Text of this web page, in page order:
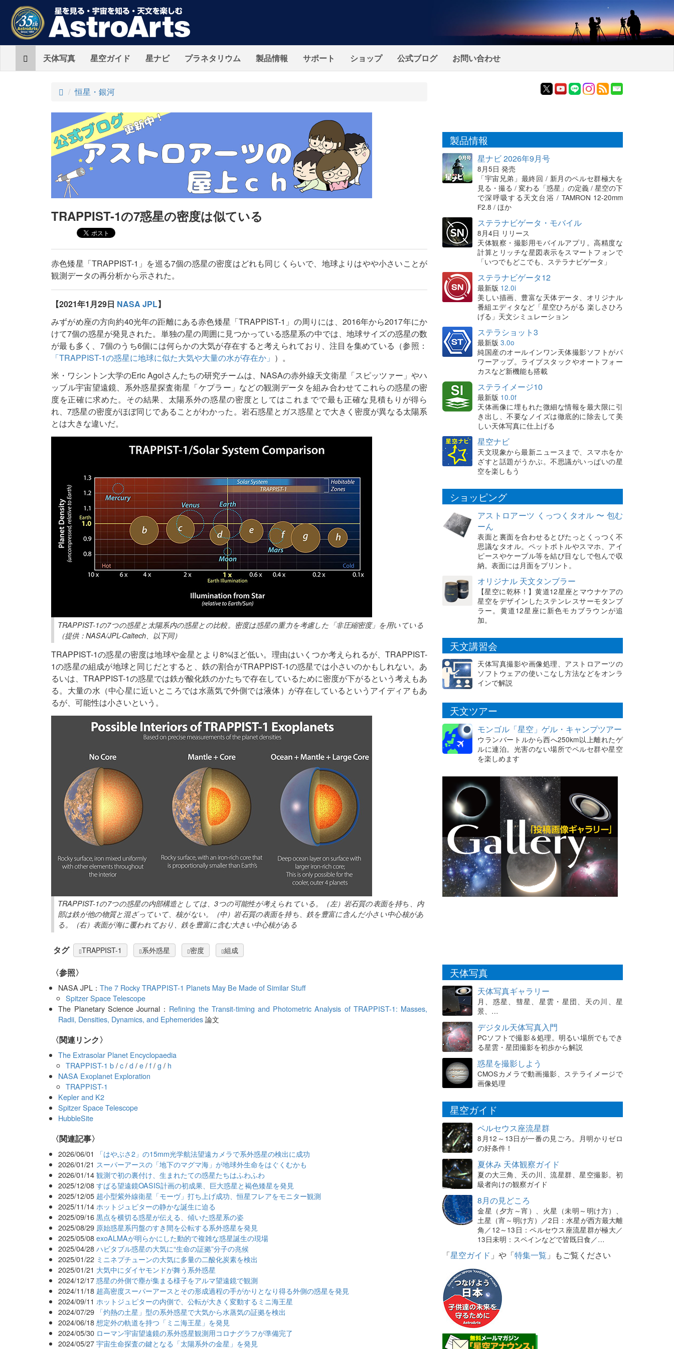
Home天体写真 星空ガイド 星ナビ プラネタリウム 製品情報 サポート ショップ 公式ブログ お問い合わせ
ト
プ
恒星・銀河
TRAPPIST-1の7惑星の密度は似ている
赤色矮星「TRAPPIST-1」を巡る7個の惑星の密度はどれも同じくらいで、地球よりはやや小さいことが
観測データの再分析から示された。
【2021年1月29日 NASA JPL】
みずがめ座の方向約40光年の距離にある赤色矮星「TRAPPIST-1」の周りには、2016年から2017年にか
けて7個の惑星が発見された。単独の星の周囲に見つかっている惑星系の中では、地球サイズの惑星の数
が最も多く、7個のうち6個には何らかの大気が存在すると考えられており、注目を集めている（参照：
「TRAPPIST-1の惑星に地球に似た大気や大量の水が存在か」 ）。
米・ワシントン大学のEric Agolさんたちの研究チームは、NASAの赤外線天文衛星「スピッツァー」やハ
ッブル宇宙望遠鏡、系外惑星探査衛星「ケプラー」などの観測データを組み合わせてこれらの惑星の密
度を正確に求めた。その結果、太陽系外の惑星の密度としてはこれまでで最も正確な見積もりが得ら
れ、7惑星の密度がほぼ同じであることがわかった。岩石惑星とガス惑星とで大きく密度が異なる太陽系
とは大きな違いだ。
TRAPPIST-1の7つの惑星と太陽系内の惑星との比較。密度は惑星の重力を考慮した「非圧縮密度」を用いている
（提供：NASA/JPL-Caltech、以下同）
TRAPPIST-1の惑星の密度は地球や金星とより8%ほど低い。理由はいくつか考えられるが、TRAPPIST-
1の惑星の組成が地球と同じだとすると、鉄の割合がTRAPPIST-1の惑星では小さいのかもしれない。あ
るいは、TRAPPIST-1の惑星では鉄が酸化鉄のかたちで存在しているために密度が下がるという考えもあ
る。大量の水（中心星に近いところでは水蒸気で外側では液体）が存在しているというアイディアもあ
るが、可能性は小さいという。
TRAPPIST-1の7つの惑星の内部構造としては、3つの可能性が考えられている。（左）岩石質の表面を持ち、内
部は鉄が他の物質と混ざっていて、核がない。（中）岩石質の表面を持ち、鉄を豊富に含んだ小さい中心核があ
る。（右）表面が海に覆われており、鉄を豊富に含む大きい中心核がある
タグ TRAPPIST-1 系外惑星 密度 組成
〈参照〉
NASA JPL：The 7 Rocky TRAPPIST-1 Planets May Be Made of Similar Stuff
Spitzer Space Telescope
The Planetary Science Journal： Refining the Transit-timing and Photometric Analysis of TRAPPIST-1: Masses,
Radii, Densities, Dynamics, and Ephemerides論文
〈関連リンク〉
The Extrasolar Planet Encyclopaedia
TRAPPIST-1 b/c/d /e/f/g / h
NASA Exoplanet Exploration
TRAPPIST-1
Kepler and K2
Spitzer Space Telescope
HubbleSite
関連記事
2026/06/01
「はやぶさ2」の15mm光学航法望遠カメラで系外惑星の検出に成功
2026/01/21 スーパーアースの「地下のマグマ海」が地球外生命をはぐくむかも
2026/01/14 観測で初の裏付け、生まれたての惑星たちはふわふわ
2025/12/08 すばる望遠鏡OASIS計画の初成果、巨大惑星と褐色矮星を発見
2025/12/05 超小型紫外線衛星「モーヴ」打ち上げ成功、恒星フレアをモニター観測
2025/11/14 ホットジュピターの静かな誕生に迫る
2025/09/16 黒点を横切る惑星が伝える、傾いた惑星系の姿
2025/08/29 原始惑星系円盤のすき間を公転する系外惑星を発見
2025/05/08 exoALMAが明らかにした動的で複雑な惑星誕生の現場
2025/04/28 ハビタブル惑星の大気に“生命の証拠”分子の兆候
2025/01/22 ミニネプチューンの大気に多量の二酸化炭素を検出
2025/01/21 大気中にダイヤモンドが舞う系外惑星
2024/12/17 惑星の外側で塵が集まる様子をアルマ望遠鏡で観測
2024/11/18 超高密度スーパーアースとその形成過程の手がかりとなり得る外側の惑星を発見
2024/09/11 ホットジュピターの内側で、公転が大きく変動するミニ海王星
2024/07/29 「灼熱の土星」型の系外惑星で大気から水蒸気の証拠を検出
2024/06/18 想定外の軌道を持つ「ミニ海王星」を発見
2024/05/30 ローマン宇宙望遠鏡の系外惑星観測用コロナグラフが準備完了
2024/05/27 宇宙生命探査の鍵となる「太陽系外の金星」を発見
製品情報
星ナビ 2026年9月号
8月5日 発売
「宇宙兄弟」最終回 / 新月のペルセ群極大を
見る・撮る / 変わる「惑星」の定義 / 星空の下
で深呼吸する天文台浴 / TAMRON 12-20mm
F2.8 / ほか
ステラナビゲータ・モバイル
8月4日 リリース
天体観察・撮影用モバイルアプリ。高精度な
計算とリッチな星図表示をスマートフォンで
「いつでもどこでも、ステラナビゲータ」
ステラナビゲータ12
最新版 12.0i
美しい描画、豊富な天体データ、オリジナル
番組エディタなど「星空ひろがる 楽しさひろ
げる」天文シミュレーション
ステラショット3
最新版 3.0o
純国産のオールインワン天体撮影ソフトがパ
ワーアップ。ライブスタックやオートフォー
カスなど新機能も搭載
ステライメージ10
最新版 10.0f
天体画像に埋もれた微細な情報を最大限に引
き出し、不要なノイズは徹底的に除去して美
しい天体写真に仕上げる
星空ナビ
天文現象から最新ニュースまで、スマホをか
ざすと話題がうかぶ。不思議がいっぱいの星
空を楽しもう
ショッピング
アストロアーツ くっつくタオル 〜 包む
ーん
表面と裏面を合わせるとぴたっとくっつく不
思議なタオル。ペットボトルやスマホ、アイ
ピースやケーブル等を結び目なしで包んで収
納。表面には月面をプリント。
オリジナル 天文タンブラー
【星空に乾杯！】黄道12星座とマウナケアの
星空をデザインしたステンレスサーモタンブ
ラー。黄道12星座に新色モカブラウンが追
加。
天文講習会
天体写真撮影や画像処理、アストロアーツの
ソフトウェアの使いこなし方法などをオンラ
インで解説
天文ツアー
モンゴル「星空」ゲル・キャンプツアー
ウランバートルから西へ250km以上離れたゲ
ルに連泊。光害のない場所でペルセ群や星空
を楽しめます
天体写真
天体写真ギャラリー
月、惑星、彗星、星雲・星団、天の川、星
景、…
デジタル天体写真入門
PCソフトで撮影＆処理。明るい場所でもでき
る星雲・星団撮影を初歩から解説
惑星を撮影しよう
CMOSカメラで動画撮影、ステライメージで
画像処理
星空ガイド
ペルセウス座流星群
8月12～13日が一番の見ごろ。月明かりゼロ
の好条件！
夏休み 天体観察ガイド
夏の大三角、天の川、流星群、星空撮影。初
級者向けの観察ガイド
8月の見どころ
金星（夕方～宵）、火星（未明～明け方）、
土星（宵～明け方）／2日：水星が西方最大離
角／12～13日：ペルセウス座流星群が極大／
13日未明：スペインなどで皆既日食／…
「星空ガイド 」や「特集一覧 」もご覧ください